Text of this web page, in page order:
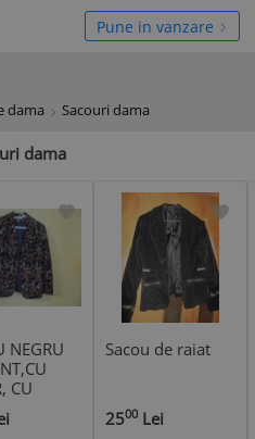
Pune in vanzare
dama Sacouri dama
dama
NEGRU
CU
FLORAL
Sacou de raiat
2500 Lei